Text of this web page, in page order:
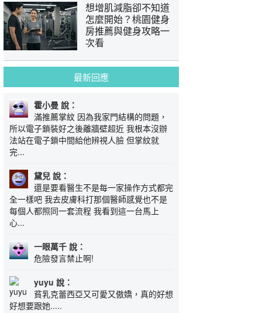
想增肌減脂卻不知道
怎麼開始？桃園健身
房推薦與健身攻略一
次看
最新回應
霍小曼 說：
滿推薦掌紋 因為我家門結構的問題，
所以電子鎖裝好之後離牆壁超近 我根本沒辦
法站在電子鎖中間給他辨視人臉 但掌紋就
完...
黛兒 說：
還是要看醫生不是每一家操作方式都完
全一樣吧 我去皮膚科打那個醫師感覺也不是
每個人都照同一套流程 我看到這一台馬上
心...
一眼萬千 說：
危險發言禁止啊!
yuyu 說：
貧乳克蕾西亞又可愛又傲嬌，真的好想
好想要跟她.....